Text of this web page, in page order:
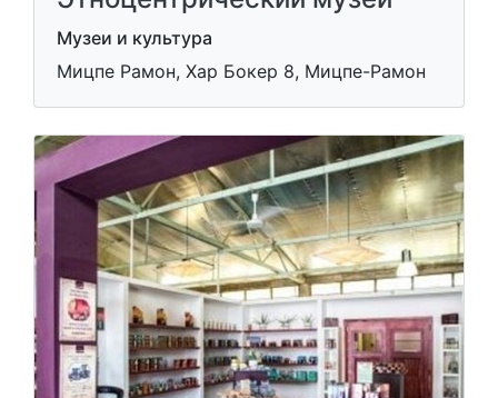
Музеи и культура
Мицпе Рамон, Хар Бокер 8, Мицпе-Рамон